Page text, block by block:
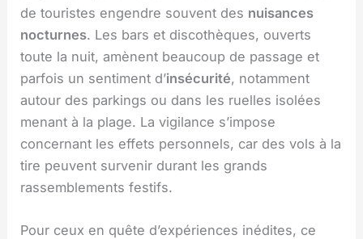
de touristes engendre souvent des nuisances
nocturnes. Les bars et discothèques, ouverts
toute la nuit, amènent beaucoup de passage et
parfois un sentiment d’insécurité, notamment
autour des parkings ou dans les ruelles isolées
menant à la plage. La vigilance s’impose
concernant les effets personnels, car des vols à la
tire peuvent survenir durant les grands
rassemblements festifs.
Pour ceux en quête d’expériences inédites, ce